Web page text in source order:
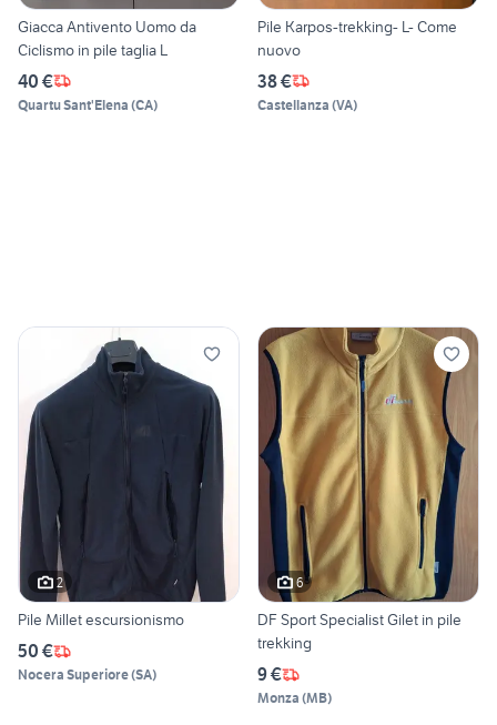
Giacca Antivento Uomo da
Ciclismo in pile taglia L
40 €
Quartu Sant'Elena (CA)
Pile Karpos-trekking- L- Come
nuovo
38 €
Castellanza (VA)
2
Pile Millet escursionismo
50 €
Nocera Superiore(SA)
6
DF Sport Specialist Gilet in pile
trekking
9 €
Monza (MB)